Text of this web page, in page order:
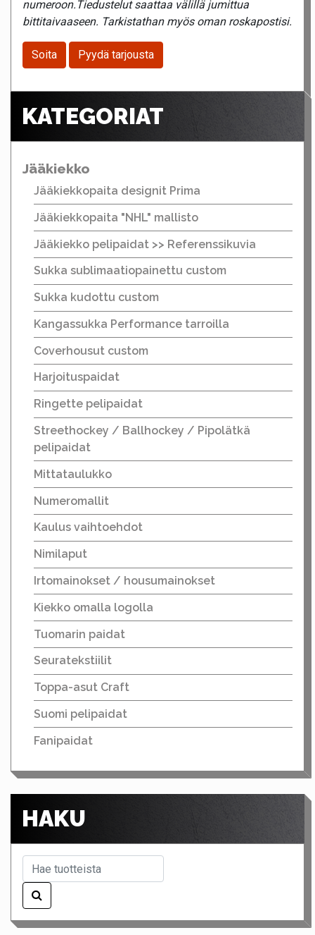
numeroon.Tiedustelut saattaa välillä jumittua
bittitaivaaseen. Tarkistathan myös oman roskapostisi.
Soita Pyydä tarjousta
KATEGORIAT
Jääkiekko
Jääkiekkopaita designit Prima
Jääkiekkopaita "NHL" mallisto
Jääkiekko pelipaidat >> Referenssikuvia
Sukka sublimaatiopainettu custom
Sukka kudottu custom
Kangassukka Performance tarroilla
Coverhousut custom
Harjoituspaidat
Ringette pelipaidat
Streethockey / Ballhockey / Pipolätkä
pelipaidat
Mittataulukko
Numeromallit
Kaulus vaihtoehdot
Nimilaput
Irtomainokset / housumainokset
Kiekko omalla logolla
Tuomarin paidat
Seuratekstiilit
Toppa-asut Craft
Suomi pelipaidat
Fanipaidat
HAKU